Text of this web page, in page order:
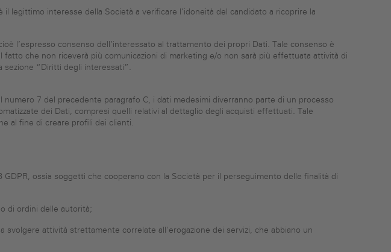
legittimo interesse della Società a verificare l’idoneità del candidato a ricoprire la
l’espresso consenso dell’interessato al trattamento dei propri Dati. Tale consenso è
che non riceverà più comunicazioni di marketing e/o non sarà più effettuata attività di
sezione “Diritti degli interessati”.
7 del precedente paragrafo C, i dati medesimi diverranno parte di un processo
dei Dati, compresi quelli relativi al dettaglio degli acquisti effettuati. Tale
al fine di creare profili dei clienti.
ossia soggetti che cooperano con la Società per il perseguimento delle finalità di
di ordini delle autorità;
attività strettamente correlate all'erogazione dei servizi, che abbiano un